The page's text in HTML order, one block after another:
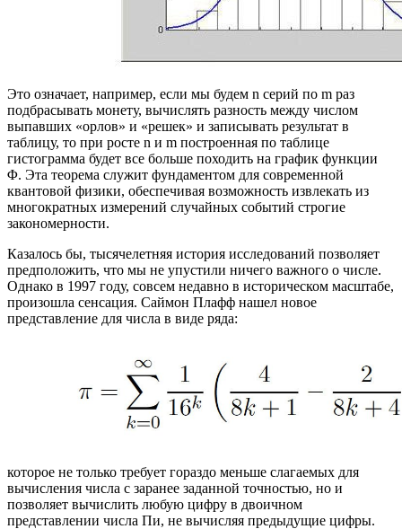
Это означает, например, если мы будем n серий по m раз
подбрасывать монету, вычислять разность между числом
выпавших «орлов» и «решек» и записывать результат в
таблицу, то при росте n и m построенная по таблице
гистограмма будет все больше походить на график функции
Φ. Эта теорема служит фундаментом для современной
квантовой физики, обеспечивая возможность извлекать из
многократных измерений случайных событий строгие
закономерности.
Казалось бы, тысячелетняя история исследований позволяет
предположить, что мы не упустили ничего важного о числе.
Однако в 1997 году, совсем недавно в историческом масштабе,
произошла сенсация. Саймон Плафф нашел новое
представление для числа в виде ряда:
которое не только требует гораздо меньше слагаемых для
вычисления числа с заранее заданной точностью, но и
позволяет вычислить любую цифру в двоичном
представлении числа Пи, не вычисляя предыдущие цифры.